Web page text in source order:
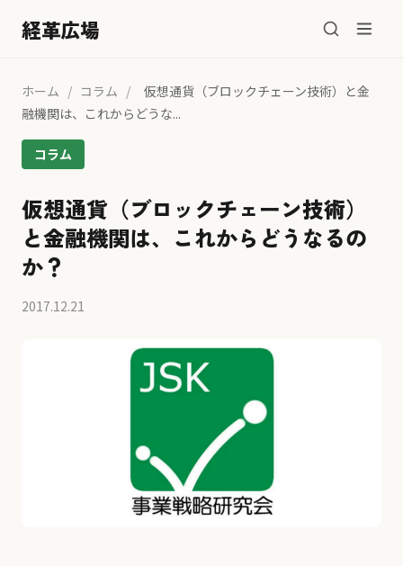
経革広場
ホーム / コラム /
仮想通貨（ブロックチェーン技術）と金
融機関は、これからどうな...
コラム
仮想通貨（ブロックチェーン技術）
と金融機関は、これからどうなるの
か？
2017.12.21